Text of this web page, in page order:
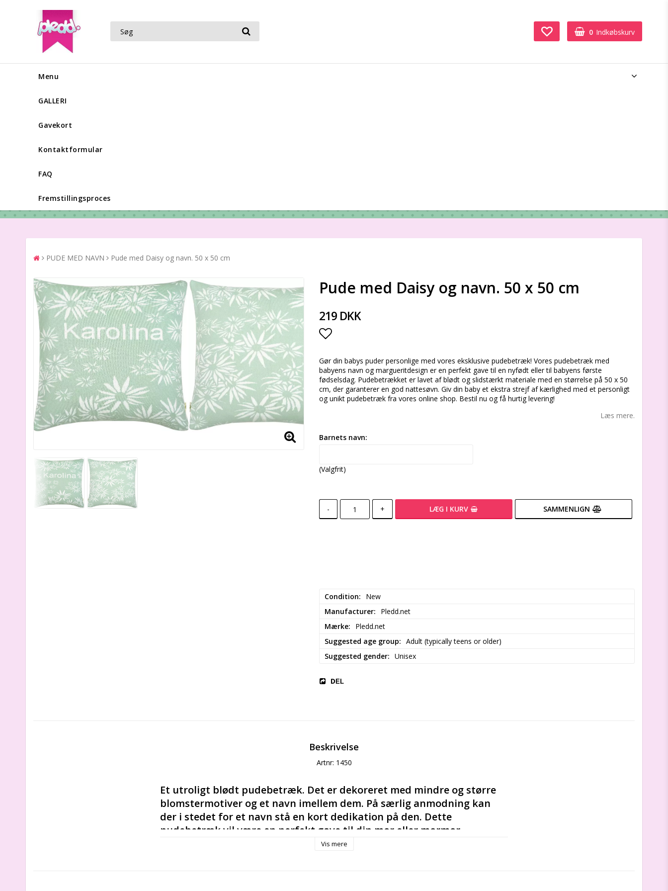
0 Indkøbskurv
Menu
GALLERI
Gavekort
Kontaktformular
FAQ
Fremstillingsproces
PUDE MED NAVN Pude med Daisy og navn. 50 x 50 cm
Pude med Daisy og navn. 50 x 50 cm
219 DKK
Add to list of favorites
Gør din babys puder personlige med vores eksklusive pudebetræk! Vores pudebetræk med
babyens navn og margueritdesign er en perfekt gave til en nyfødt eller til babyens første
fødselsdag. Pudebetrækket er lavet af blødt og slidstærkt materiale med en størrelse på 50 x 50
cm, der garanterer en god nattesøvn. Giv din baby et ekstra strejf af kærlighed med et personligt
og unikt pudebetræk fra vores online shop. Bestil nu og få hurtig levering!
Læs mere.
Barnets navn:
(Valgfrit)
- + LÆG I KURV SAMMENLIGN
Condition
New
Manufacturer
Pledd.net
Mærke
Pledd.net
Suggested age group
Adult (typically teens or older)
Suggested gender
Unisex
DEL
Beskrivelse
Artnr: 1450
Et utroligt blødt pudebetræk. Det er dekoreret med mindre og større
blomstermotiver og et navn imellem dem. På særlig anmodning kan
der i stedet for et navn stå en kort dedikation på den. Dette
pudebetræk vil være en perfekt gave til din mor eller mormor.
Vis mere